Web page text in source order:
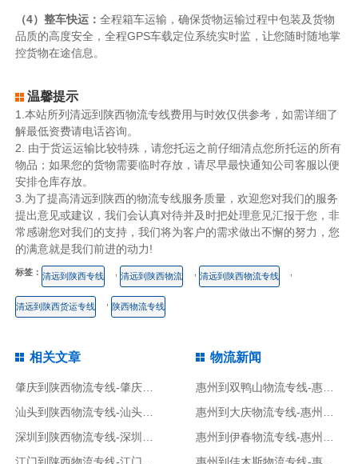
（4）整车快运： 全程箱车运输，确保货物运输过程中包装及货物
品质的高度安全，全程GPS车载定位系统实时监，让您随时随地掌
控货物在途信息。
温馨提示
1.本站所列清远到陕西物流专线费用与时效仅供参考，如需详细了
解最低资费请电话咨询。
2. 由于货运运输比较特殊，请您托运之前仔细清点您所托运的所有
物品；如果您的货物需要临时存放，请尽早最快通知公司客服以便
安排仓库存放。
3.为了提高清远到陕西的物流专线服务质量，欢迎您对我们的服务
提出意见或建议，我们会认真对待并及时把处理意见汇报于您，非
常感谢您对我们的支持，我们将为客户的需求做出不懈的努力，您
的满意就是我们前进的动力!
标签： 清远到陕西专线 清远到陕西物流 清远到陕西物流专线
清远到陕西货运专线 ,陕西物流专线
相关文章
肇庆到陕西物流专线-肇庆到陕西货运专线
汕头到陕西物流专线-汕头到陕西货运专线
物流新闻
惠州到双鸭山物流专线-惠州到双鸭山货运专线
惠州到佳木斯物流专线-惠州到佳木斯货运专线